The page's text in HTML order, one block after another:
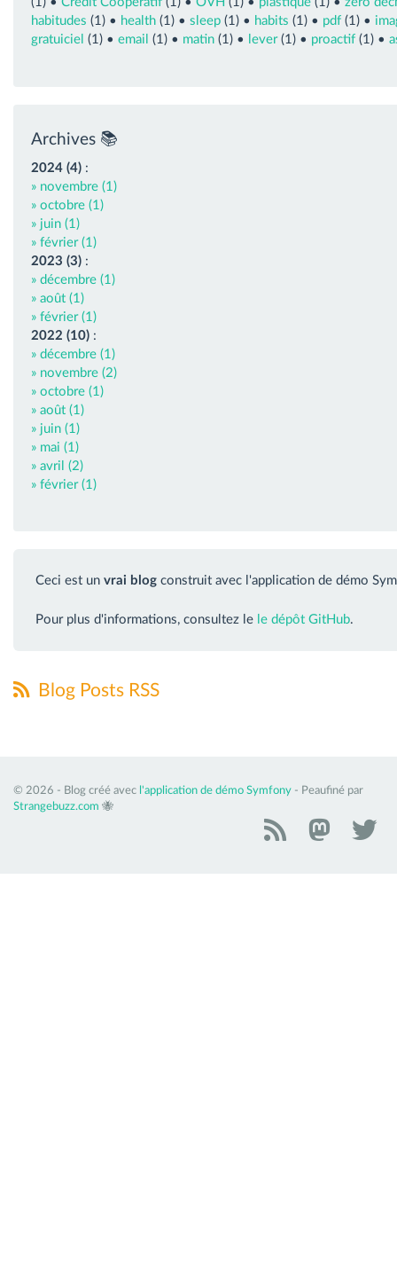
habitudes (1) • health (1) • sleep (1) • habits (1) • pdf (1) •
gratuiciel (1) • email (1) • matin (1) • lever(1) • proactif (1) •
Archives 📚
2024 (4) :
» novembre (1)
» octobre (1)
» juin (1)
» février (1)
2023 (3) :
» décembre (1)
» août (1)
» février (1)
2022 (10) :
» décembre (1)
» novembre (2)
» octobre (1)
» août (1)
» juin (1)
» mai (1)
» avril (2)
» février (1)
Ceci est un vrai blog construit avec l'application de démo
Pour plus d'informations, consultez le le dépôt GitHub.
Blog Posts RSS
© 2026 - Blog créé avec l'application de démo Symfony - Peaufiné par
Strangebuzz.com 🐝